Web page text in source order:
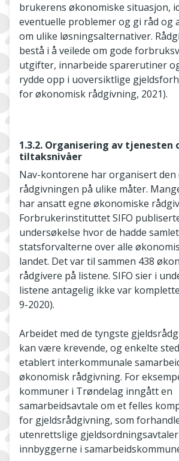
brukerens økonomiske situasjon,
eventuelle problemer og gi råd og
om ulike løsningsalternativer.
bestå i å veilede om gode
utgifter, innarbeide sparerutiner
rydde opp i uoversiktlige
for økonomisk rådgivning, 2021).
1.3.2. Organisering av tjenesten
tiltaksnivåer
Nav-kontorene har organisert den
rådgivningen på ulike måter.
har ansatt egne økonomiske
Forbrukerinstituttet SIFO
undersøkelse hvor de hadde
statsforvalterne over alle
landet. Det var til sammen 438
rådgivere på listene. SIFO sier i
listene antagelig ikke var
9-2020).
Arbeidet med de tyngste
kan være krevende, og enkelte
etablert interkommunale
økonomisk rådgivning. For
kommuner i Trøndelag inngått en
samarbeidsavtale om et felles
for gjeldsrådgivning, som
utenrettslige
innbyggerne i